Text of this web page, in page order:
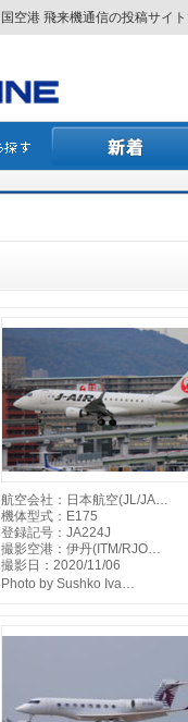
空港 飛来機通信の投稿サイ
航空会社：日本航空(JL/JA…
機体型式：E175
登録記号：JA224J
撮影空港：伊丹(ITM/RJO…
撮影日：2020/11/06
Photo by Sushko Iva…